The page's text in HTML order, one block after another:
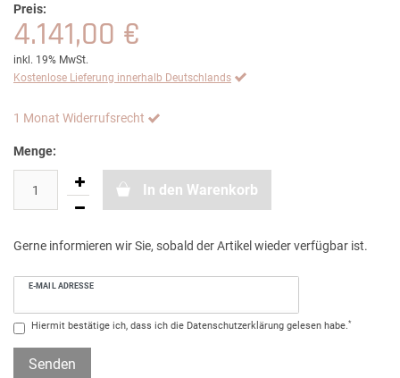
Preis:
4.141,00 €
inkl. 19% MwSt.
Kostenlose Lieferung innerhalb Deutschlands
1 Monat Widerrufsrecht
Menge:
In den Warenkorb
Gerne informieren wir Sie, sobald der Artikel wieder verfügbar ist.
E-MAIL ADRESSE
Hiermit bestätige ich, dass ich die Daten­schutz­erklärung gelesen habe.*
Senden